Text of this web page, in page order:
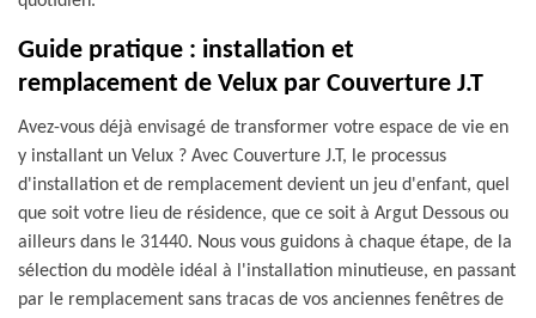
Guide pratique : installation et
remplacement de Velux par Couverture J.T
Avez-vous déjà envisagé de transformer votre espace de vie en
y installant un Velux ? Avec Couverture J.T, le processus
d'installation et de remplacement devient un jeu d'enfant, quel
que soit votre lieu de résidence, que ce soit à Argut Dessous ou
ailleurs dans le 31440. Nous vous guidons à chaque étape, de la
sélection du modèle idéal à l'installation minutieuse, en passant
par le remplacement sans tracas de vos anciennes fenêtres de